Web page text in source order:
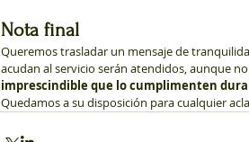
Nota final
Queremos trasladar un mensaje de
acudan al servicio serán atendidos, aunque
imprescindible que lo cumplimenten
Quedamos a su disposición para cualquier